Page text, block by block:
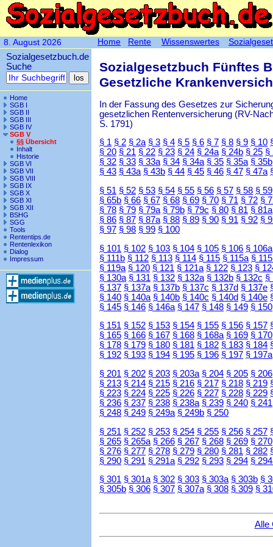
8. August 2026
Sozialgesetzbuch.de
Suche
Home
SGB I
SGB II
SGB III
SGB IV
SGB V
§§ Übersicht
Inhalt
Historie
SGB VI
SGB VII
SGB VIII
SGB IX
SGB X
SGB XI
SGB XII
BSHG
SGG
Tools
Rententips.de
Rentenlexikon
Dialog
Impressum
Sozialgesetzbuch Fünftes
Gesetzliche
In der Fassung des Gesetzes zur
gesetzlichen Rentenversicherung (RV-
S. 1791)
§ 1 § 2 § 2a § 3 § 4 § 5 § 6 § 7 § 8 § 9 § 10
§ 20 § 21 § 22 § 23 § 24 § 24a § 24b § 25 §
§ 32 § 33 § 33a § 34 § 34a § 35 § 35a § 35b
§ 43 § 43a § 43b § 44 § 45 § 46 § 47 § 47a
§ 51 § 52 § 53 § 54 § 55 § 56 § 57 § 58 § 59
§ 65b § 66 § 67 § 68 § 69 § 70 § 71 § 72 §
§ 78 § 79 § 79a § 79b § 79c § 80 § 81 § 81a
§ 86 § 87 § 87a § 88 § 89 § 90 § 91 § 92 §
§ 97 § 98 § 99 § 100
§ 101 § 102 § 103 § 104 § 105 § 106 § 106a
§ 111b § 112 § 113 § 114 § 115 § 115a §
§ 119a § 120 § 121 § 121a § 122 § 123 §
§ 130a § 131 § 132 § 132a § 132b § 132c §
§ 137 § 137a § 137b § 137c § 137d § 137e
§ 140 § 140a § 140b § 140c § 140d § 140e
§ 145 § 146 § 146a § 147 § 148 § 149 § 150
§ 151 § 152 § 153 § 154 § 155 § 156 § 157
§ 165 § 166 § 167 § 168 § 168a § 169 § 170
§ 178 § 179 § 180 § 181 § 182 § 183 § 184
§ 192 § 193 § 194 § 195 § 196 § 197 § 197a
§ 201 § 202 § 203 § 203a § 204 § 205 § 206
§ 213 § 214 § 215 § 216 § 217 § 218 § 219
§ 223 § 224 § 225 § 226 § 227 § 228 § 229
§ 236 § 237 § 238 § 238a § 239 § 240 § 241
§ 248 § 249 § 249a § 249b § 250
§ 251 § 252 § 253 § 254 § 255 § 256 § 257
§ 265 § 265a § 266 § 267 § 268 § 269 § 270
§ 276 § 277 § 278 § 279 § 280 § 281 § 282
§ 290 § 291 § 291a § 292 § 293 § 294 §
§ 301 § 301a § 302 § 303 § 303a § 303b §
§ 305b § 306 § 307 § 307a § 308 § 309 §
Alle
Home Rente Wissenswertes